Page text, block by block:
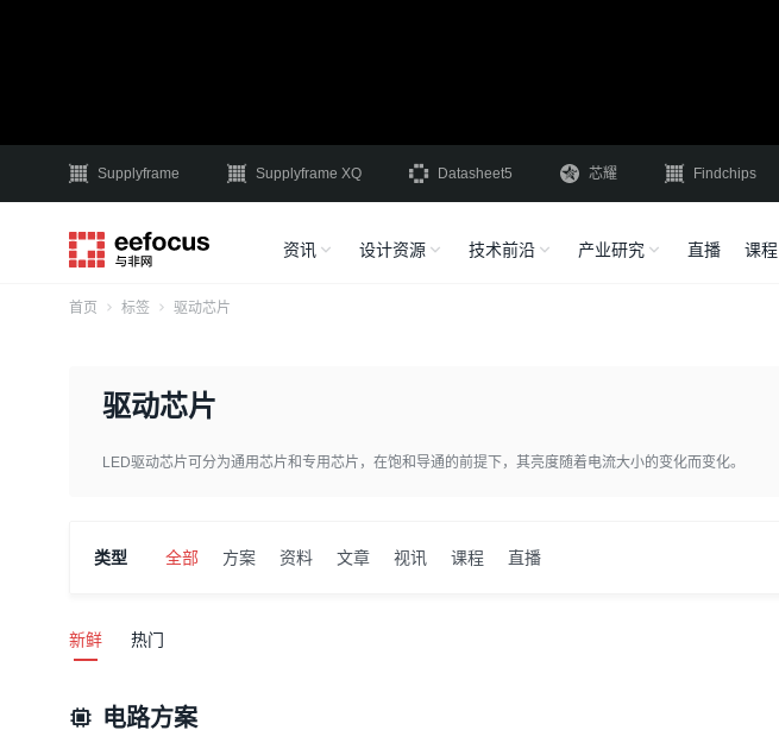
Supplyframe Supplyframe XQ Datasheet5 芯耀 Findchips
资讯 设计资源 技术前沿 产业研究 直播 课程
首页 标签 驱动芯片
驱动芯片
LED驱动芯片可分为通用芯片和专用芯片，在饱和导通的前提下，其亮度随着电流大小的变化而变化。
类型 全部 方案 资料 文章 视讯 课程 直播
新鲜 热门
电路方案